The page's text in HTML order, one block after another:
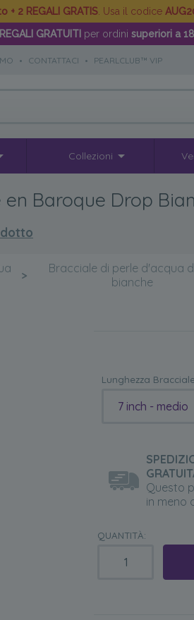
+ 2 REGALI GRATIS . Usa il codice
GRATUITI per ordini superiori a
• CONTATTACI • PEARLCLUB™ VIP
Collezioni
en Baroque Drop
>
Bracciale di perle d'acqua
bianche
Lunghezza
7 inch - medio
Questo
in meno
QUANTITÀ: